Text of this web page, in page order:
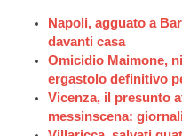
Napoli, agguato a
davanti casa
Omicidio Maimone,
ergastolo definitivo
Vicenza, il presunto
messinscena: